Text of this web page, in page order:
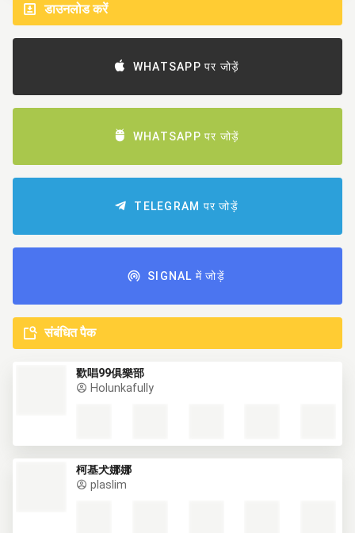
डाउनलोड करें
WHATSAPP पर जोड़ें
WHATSAPP पर जोड़ें
TELEGRAM पर जोड़ें
SIGNAL में जोड़ें
संबंधित पैक
歡唱99俱樂部
Holunkafully
柯基犬娜娜
plaslim